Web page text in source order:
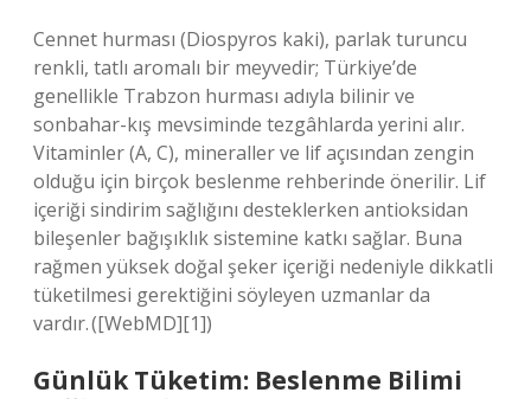
Cennet hurması (Diospyros kaki), parlak turuncu
renkli, tatlı aromalı bir meyvedir; Türkiye’de
genellikle Trabzon hurması adıyla bilinir ve
sonbahar-kış mevsiminde tezgâhlarda yerini alır.
Vitaminler (A, C), mineraller ve lif açısından zengin
olduğu için birçok beslenme rehberinde önerilir. Lif
içeriği sindirim sağlığını desteklerken antioksidan
bileşenler bağışıklık sistemine katkı sağlar. Buna
rağmen yüksek doğal şeker içeriği nedeniyle dikkatli
tüketilmesi gerektiğini söyleyen uzmanlar da
vardır. ([WebMD][1])
Günlük Tüketim: Beslenme Bilimi